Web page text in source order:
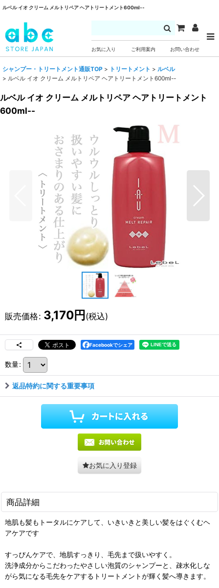
ルベル イオ クリーム メルトリペア ヘアトリートメント600ml--
お気に入り ご利用案内 お問い合わせ
シャンプー・トリートメント通販TOP > トリートメント > ルベル
> ルベル イオ クリーム メルトリペア ヘアトリートメント600ml--
ルベル イオ クリーム メルトリペア ヘアトリートメント
600ml--
販売価格: 3,170円 (税込)
Facebookでシェア
数量:
返品特約に関する重要事項
お気に入り登録
商品詳細
地肌も髪もトータルにケアして、いきいきと美しい髪をはぐくむヘ
アケアです
すっぴんケアで、地肌すっきり、毛先まで扱いやすく。
洗浄成分からこだわったやさしい泡質のシャンプーと、疎水化しな
がら気になる毛先をケアするトリートメントが輝く髪へ導きます。